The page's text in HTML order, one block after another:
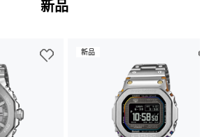
新品
新品